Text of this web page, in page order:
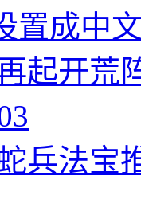
置成中
起开荒
兵法宝